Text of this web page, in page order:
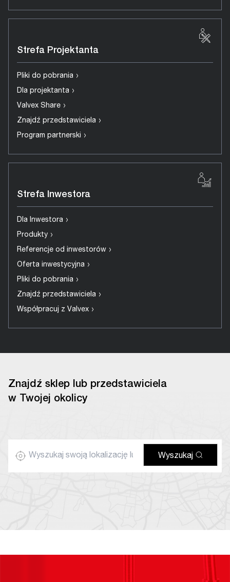
Strefa Projektanta
Pliki do pobrania ›
Dla projektanta ›
Valvex Share ›
Znajdź przedstawiciela ›
Program partnerski ›
Strefa Inwestora
Dla Inwestora ›
Produkty ›
Referencje od inwestorów ›
Oferta inwestycyjna ›
Pliki do pobrania ›
Znajdź przedstawiciela ›
Współpracuj z Valvex ›
Znajdź sklep lub przedstawiciela
w Twojej okolicy
Wyszukaj